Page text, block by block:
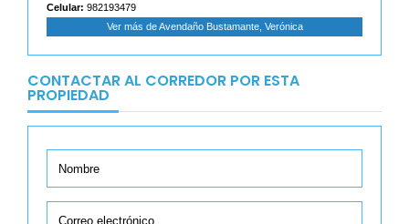
Celular: 982193479
Ver más de Avendaño Bustamante, Verónica
CONTACTAR AL CORREDOR POR ESTA
PROPIEDAD